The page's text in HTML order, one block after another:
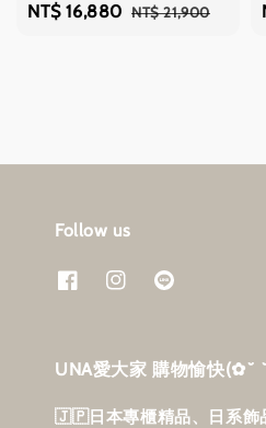
Sale
NT$ 16,880 Regular
NT$ 21,900
Follow us
UNA愛大家 購物愉快‎(✿˘
🇯🇵日本專櫃精品、日系飾